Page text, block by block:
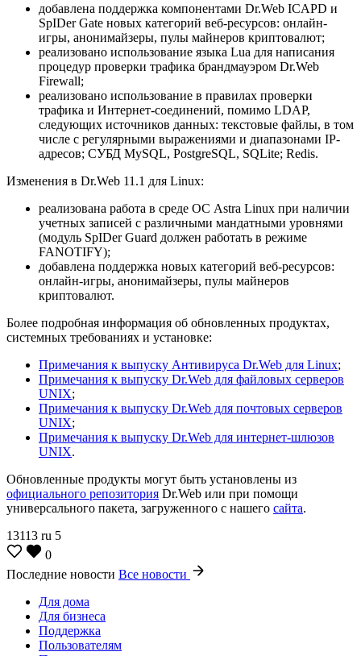
добавлена поддержка компонентами Dr.Web ICAPD и
SpIDer Gate новых категорий веб-ресурсов: онлайн-
игры, анонимайзеры, пулы майнеров криптовалют;
реализовано использование языка Lua для написания
процедур проверки трафика брандмауэром Dr.Web
Firewall;
реализовано использование в правилах проверки
трафика и Интернет-соединений, помимо LDAP,
следующих источников данных: текстовые файлы, в том
числе с регулярными выражениями и диапазонами IP-
адресов; СУБД MySQL, PostgreSQL, SQLite; Redis.
Изменения в Dr.Web 11.1 для Linux:
реализована работа в среде ОС Astra Linux при наличии
учетных записей с различными мандатными уровнями
(модуль SpIDer Guard должен работать в режиме
FANOTIFY);
добавлена поддержка новых категорий веб-ресурсов:
онлайн-игры, анонимайзеры, пулы майнеров
криптовалют.
Более подробная информация об обновленных продуктах,
системных требованиях и установке:
Примечания к выпуску Антивируса Dr.Web для Linux;
Примечания к выпуску Dr.Web для файловых серверов
UNIX;
Примечания к выпуску Dr.Web для почтовых серверов
UNIX;
Примечания к выпуску Dr.Web для интернет-шлюзов
UNIX.
Обновленные продукты могут быть установлены из
официального репозитория Dr.Web или при помощи
универсального пакета, загруженного с нашего сайта.
13113 ru 5
0
Последние новости Все новости
Для дома
Для бизнеса
Поддержка
Пользователям